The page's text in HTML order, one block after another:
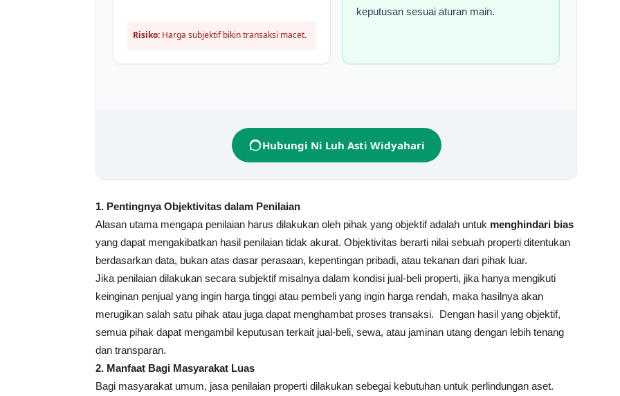
Risiko: Harga subjektif bikin transaksi macet.
keputusan sesuai aturan main.
Hubungi Ni Luh Asti Widyahari
1. Pentingnya Objektivitas dalam Penilaian
Alasan utama mengapa penilaian harus dilakukan oleh pihak yang objektif adalah untuk menghindari bias
yang dapat mengakibatkan hasil penilaian tidak akurat. Objektivitas berarti nilai sebuah properti ditentukan
berdasarkan data, bukan atas dasar perasaan, kepentingan pribadi, atau tekanan dari pihak luar.
Jika penilaian dilakukan secara subjektif misalnya dalam kondisi jual-beli properti, jika hanya mengikuti
keinginan penjual yang ingin harga tinggi atau pembeli yang ingin harga rendah, maka hasilnya akan
merugikan salah satu pihak atau juga dapat menghambat proses transaksi. Dengan hasil yang objektif,
semua pihak dapat mengambil keputusan terkait jual-beli, sewa, atau jaminan utang dengan lebih tenang
dan transparan.
2. Manfaat Bagi Masyarakat Luas
Bagi masyarakat umum, jasa penilaian properti dilakukan sebegai kebutuhan untuk perlindungan aset.